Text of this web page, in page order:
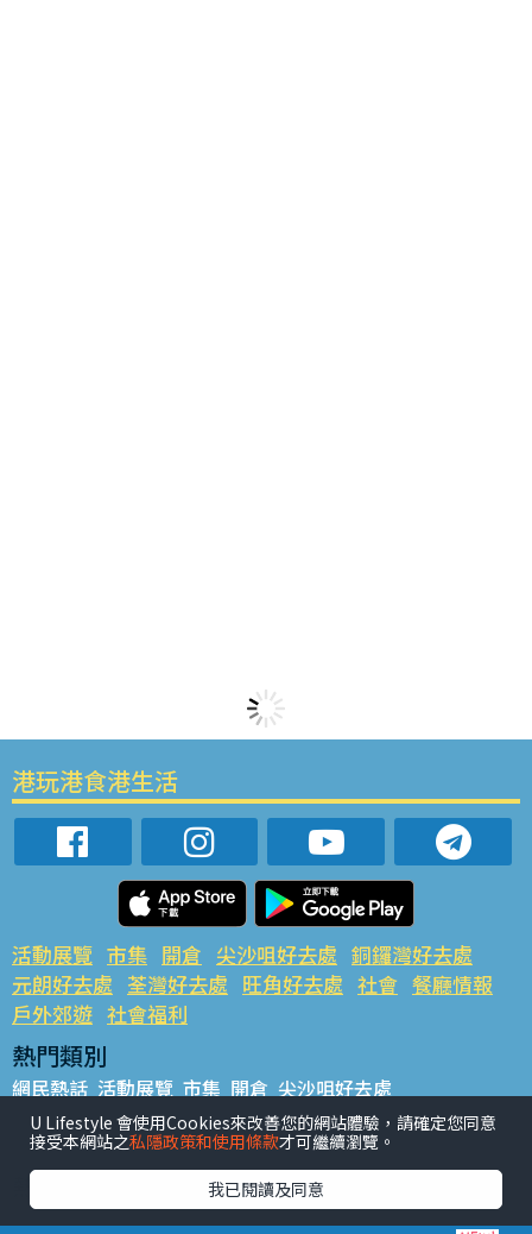
港玩港食港生活
活動展覽 市集 開倉 尖沙咀好去處 銅鑼灣好去處
元朗好去處 荃灣好去處 旺角好去處 社會 餐廳情報
戶外郊遊 社會福利
熱門類別
網民熱話 活動展覽 市集 開倉 尖沙咀好去處
銅鑼灣好去處 元朗好去處 荃灣好去處 旺角好去處 社會
餐廳情報 戶外郊遊
熱門標籤
#UGO搵好去處 #人氣活動推介 #美食社群熱話
U Lifestyle 會使用Cookies來改善您的網站體驗，請確定您同意
接受本網站之私隱政策和使用條款才可繼續瀏覽。
我已閱讀及同意